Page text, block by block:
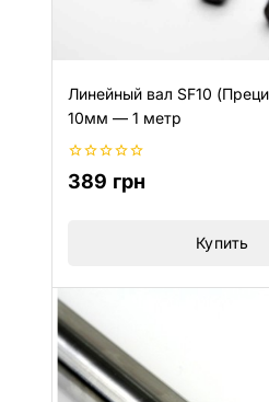
Линейный вал SF10
10мм — 1 метр
0
из
389 грн
Купить